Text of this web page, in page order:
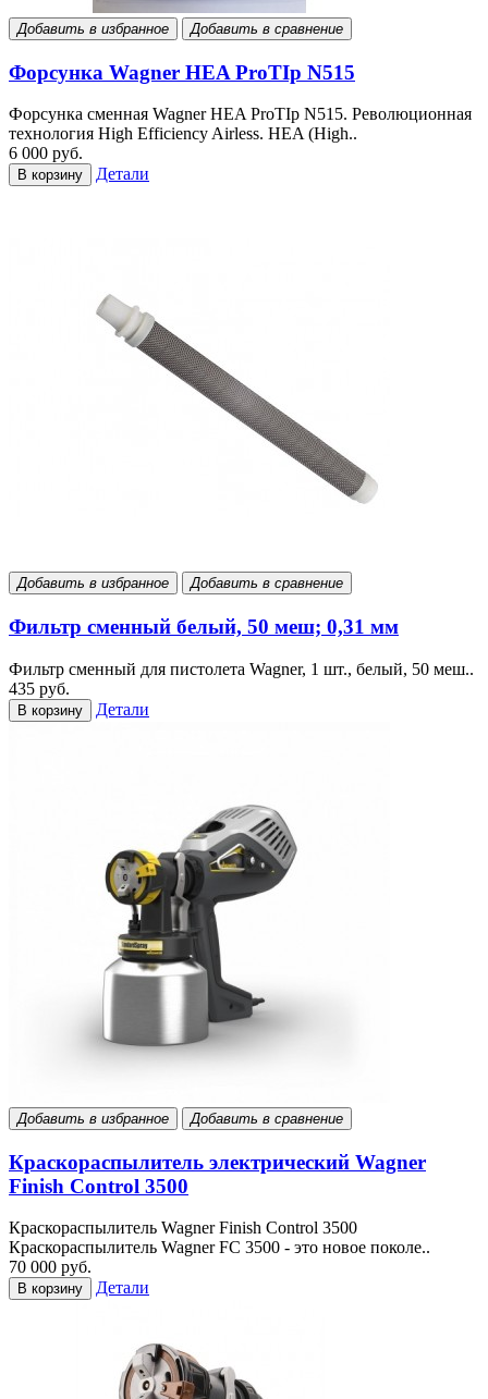
Добавить в избранное Добавить в сравнение
Форсунка Wagner HEA ProTIp N515
Форсунка сменная Wagner HEA ProTIp N515. Революционная
технология High Efficiency Airless. HEA (High..
6 000 руб.
В корзину Детали
Добавить в избранное Добавить в сравнение
Фильтр сменный белый, 50 меш; 0,31 мм
Фильтр сменный для пистолета Wagner, 1 шт., белый, 50 меш..
435 руб.
В корзину Детали
Добавить в избранное Добавить в сравнение
Краскораспылитель электрический Wagner
Finish Control 3500
Краскораспылитель Wagner Finish Control 3500
Краскораспылитель Wagner FC 3500 - это новое поколе..
70 000 руб.
В корзину Детали